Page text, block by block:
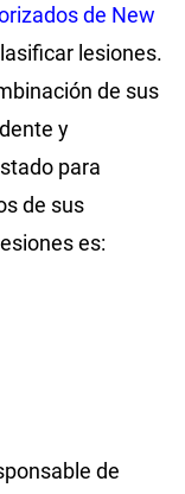
de New
lesiones.
de sus
y
para
de sus
es:
de